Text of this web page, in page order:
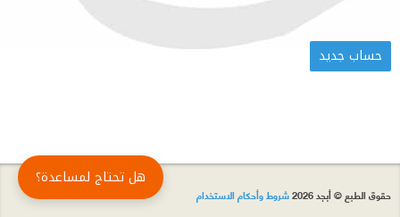
حقوق الطبع © أبجد 2026 شروط وأحكام الاستخدام
هل تحتاج لمساعدة؟